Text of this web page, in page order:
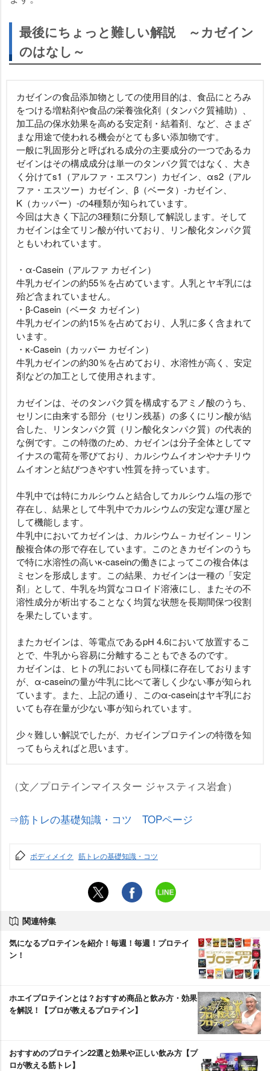
最後にちょっと難しい解説 ～カゼイン
のはなし～
カゼインの食品添加物としての使用目的は、食品にとろみ
をつける増粘剤や食品の栄養強化剤（タンパク質補助）、
加工品の保水効果を高める安定剤・結着剤、など、さまざ
まな用途で使われる機会がとても多い添加物です。
一般に乳固形分と呼ばれる成分の主要成分の一つであるカ
ゼインはその構成成分は単一のタンパク質ではなく、大き
く分けてs1（アルファ・エスワン）カゼイン、αs2（アル
ファ・エスツー）カゼイン、β（ベータ）‐カゼイン、
K（カッパー）-の4種類が知られています。
今回は大きく下記の3種類に分類して解説します。そして
カゼインは全てリン酸が付いており、リン酸化タンパク質
ともいわれています。
・α-Casein（アルファ カゼイン）
牛乳カゼインの約55％を占めています。人乳とヤギ乳には
殆ど含まれていません。
・β-Casein（ベータ カゼイン）
牛乳カゼインの約15％を占めており、人乳に多く含まれて
います。
・κ-Casein（カッパー カゼイン）
牛乳カゼインの約30％を占めており、水溶性が高く、安定
剤などの加工として使用されます。
カゼインは、そのタンパク質を構成するアミノ酸のうち、
セリンに由来する部分（セリン残基）の多くにリン酸が結
合した、リンタンパク質（リン酸化タンパク質）の代表的
な例です。この特徴のため、カゼインは分子全体としてマ
イナスの電荷を帯びており、カルシウムイオンやナチリウ
ムイオンと結びつきやすい性質を持っています。
牛乳中では特にカルシウムと結合してカルシウム塩の形で
存在し、結果として牛乳中でカルシウムの安定な運び屋と
して機能します。
牛乳中においてカゼインは、カルシウム－カゼイン－リン
酸複合体の形で存在しています。このときカゼインのうち
で特に水溶性の高いκ-caseinの働きによってこの複合体は
ミセンを形成します。この結果、カゼインは一種の「安定
剤」として、牛乳を均質なコロイド溶液にし、またその不
溶性成分が析出することなく均質な状態を長期間保つ役割
を果たしています。
またカゼインは、等電点であるpH 4.6において放置するこ
とで、牛乳から容易に分離することもできるのです。
カゼインは、ヒトの乳においても同様に存在しております
が、α-caseinの量が牛乳に比べて著しく少ない事が知られ
ています。また、上記の通り、このα-caseinはヤギ乳にお
いても存在量が少ない事が知られています。
少々難しい解説でしたが、カゼインプロテインの特徴を知
ってもらえればと思います。
（文／プロテインマイスター ジャスティス岩倉）
⇒筋トレの基礎知識・コツ TOPページ
ボディメイク 筋トレの基礎知識・コツ
関連特集
気になるプロテインを紹介！毎週！毎週！プロテイ
ン！
ホエイプロテインとは？おすすめ商品と飲み方・効果
を解説！【プロが教えるプロテイン】
おすすめのプロテイン22選と効果や正しい飲み方【プ
ロが教える筋トレ】